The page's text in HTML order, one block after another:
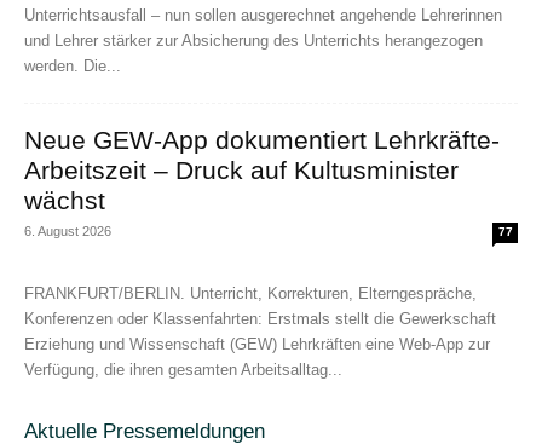
Unterrichtsausfall – nun sollen ausgerechnet angehende Lehrerinnen
und Lehrer stärker zur Absicherung des Unterrichts herangezogen
werden. Die...
Neue GEW-App dokumentiert Lehrkräfte-
Arbeitszeit – Druck auf Kultusminister
wächst
6. August 2026 77
FRANKFURT/BERLIN. Unterricht, Korrekturen, Elterngespräche,
Konferenzen oder Klassenfahrten: Erstmals stellt die Gewerkschaft
Erziehung und Wissenschaft (GEW) Lehrkräften eine Web-App zur
Verfügung, die ihren gesamten Arbeitsalltag...
Aktuelle Pressemeldungen